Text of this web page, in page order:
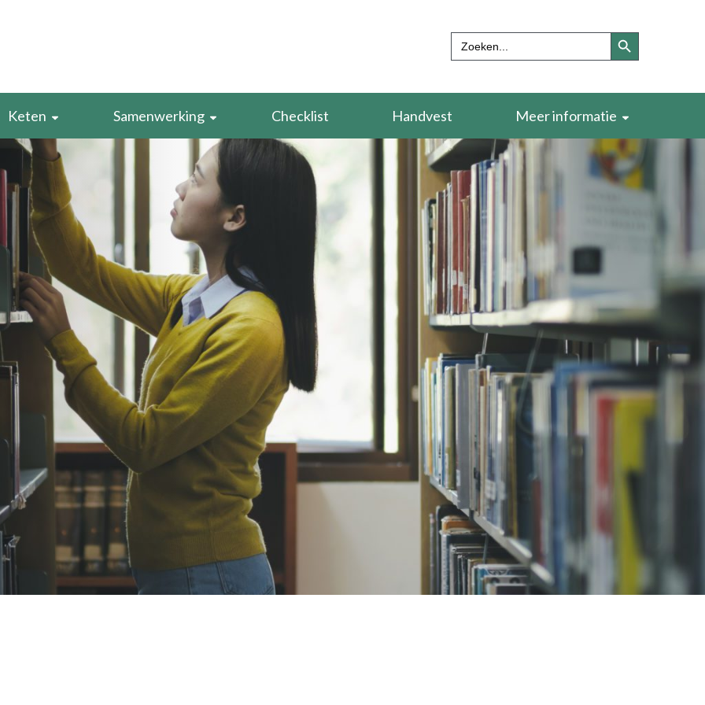
Zoek
naar:
Zoekknop
Keten
Leveranciers
Retourstroom
Voorraad
Verpakking
Samenwerking
Best practices
Evenementen
SDG Boekenclub
Checklist Handvest Meer informatie
Verdieping en naslagwerken
Begrippenlijst
Over ons